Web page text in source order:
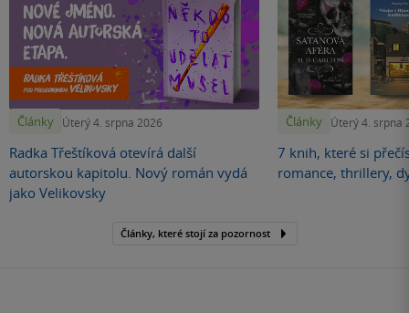
Články Úterý 4. srpna 2026
Radka Třeštíková otevírá další
autorskou kapitolu. Nový román vydá
jako Velikovsky
Články Úterý 4. srpna
7 knih, které si
romance, thrillery,
Články, které stojí za pozornost